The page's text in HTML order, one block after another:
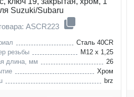
Suzuki/Subaru
ASCR223
Сталь 40CR
резьбы
M12 x 1,25
длина, мм
26
Хром
brz